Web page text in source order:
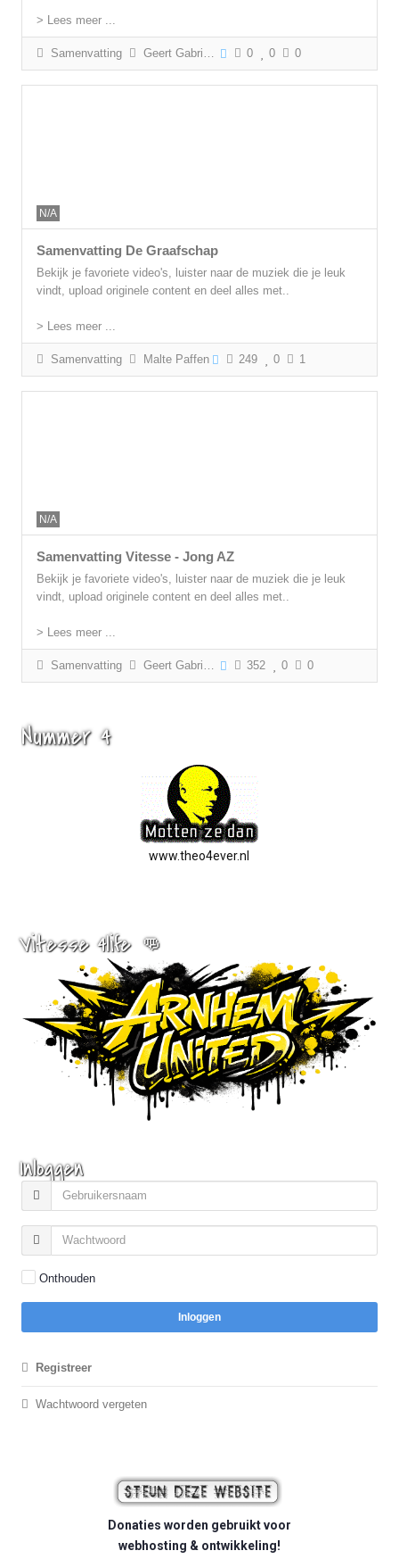
> Lees meer ...
Samenvatting Geert Gabriëls 0 0 0
N/A
Samenvatting De Graafschap
Bekijk je favoriete video's, luister naar de muziek die je leuk
vindt, upload originele content en deel alles met..
> Lees meer ...
Samenvatting Malte Paffen 249 0 1
N/A
Samenvatting Vitesse - Jong AZ
Bekijk je favoriete video's, luister naar de muziek die je leuk
vindt, upload originele content en deel alles met..
> Lees meer ...
Samenvatting Geert Gabriëls 352 0 0
Nummer 4
www.theo4ever.nl
Vitesse 4life 👊
Inloggen
Onthouden
Inloggen
Registreer
Wachtwoord vergeten
Donaties worden gebruikt voor
webhosting & ontwikkeling!